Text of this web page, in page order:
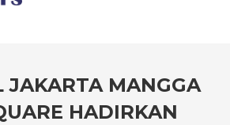
JAKARTA MANGGA
HADIRKAN